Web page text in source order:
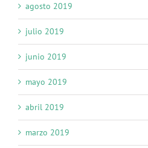
agosto 2019
julio 2019
junio 2019
mayo 2019
abril 2019
marzo 2019